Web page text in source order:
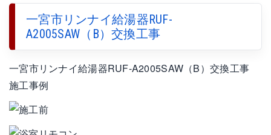
一宮市リンナイ給湯器RUF-
A2005SAW（B）交換工事
一宮市リンナイ給湯器RUF-A2005SAW（B）交換工事
施工事例